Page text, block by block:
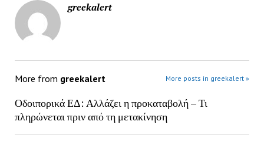
greekalert
More from greekalert More posts in greekalert »
Οδοιπορικά ΕΔ: Αλλάζει η προκαταβολή – Τι
πληρώνεται πριν από τη μετακίνηση